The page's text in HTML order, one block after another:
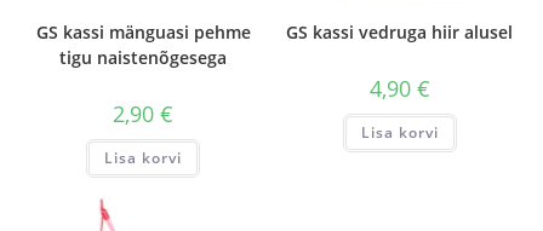
GS kassi mänguasi pehme
tigu naistenõgesega
2,90€
Lisa korvi
GS kassi vedruga hiir alusel
4,90 €
Lisa korvi